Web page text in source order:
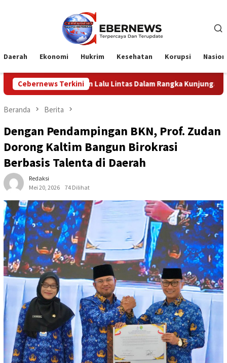
Daerah Ekonomi Hukrim Kesehatan Korupsi
Cebernews Terkini
Lintas Dalam Rangka Kunjungan Menteri Pertahanan RI
Beranda Berita
Dengan Pendampingan BKN, Prof. Zudan
Dorong Kaltim Bangun Birokrasi
Berbasis Talenta di Daerah
Redaksi
Mei 20, 2026
74 Dilihat